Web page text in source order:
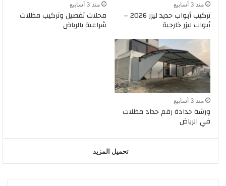
منذ 3 أسابيع
تركيب أبواب حديد ليزر 2026 –
أبواب ليزر خارجية
منذ 3 أسابيع
محلات تفصيل وتركيب مظلات
شراعية بالرياض
منذ 3 أسابيع
ورشة حدادة رقم حداد مظلات
في الرياض
تحميل المزيد